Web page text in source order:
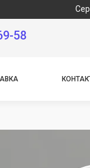
58